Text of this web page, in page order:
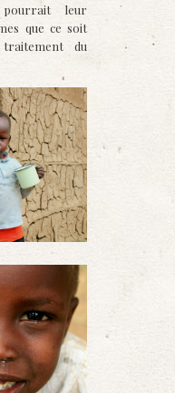
leur
que ce soit
du